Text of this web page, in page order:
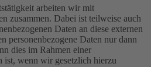
arbeiten wir mit
zusammen. Dabei ist teilweise auch
Daten an diese externen
personenbezogene Daten nur dann
dies im Rahmen einer
ist, wenn wir gesetzlich hierzu